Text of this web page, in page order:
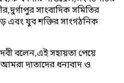
সাংবাদিক সমিতির
এবং যুব শক্তির সাংগঠনিক
বলেন,এই সহায়তা পেয়ে
দাতাদের ধন্যবাদ ও